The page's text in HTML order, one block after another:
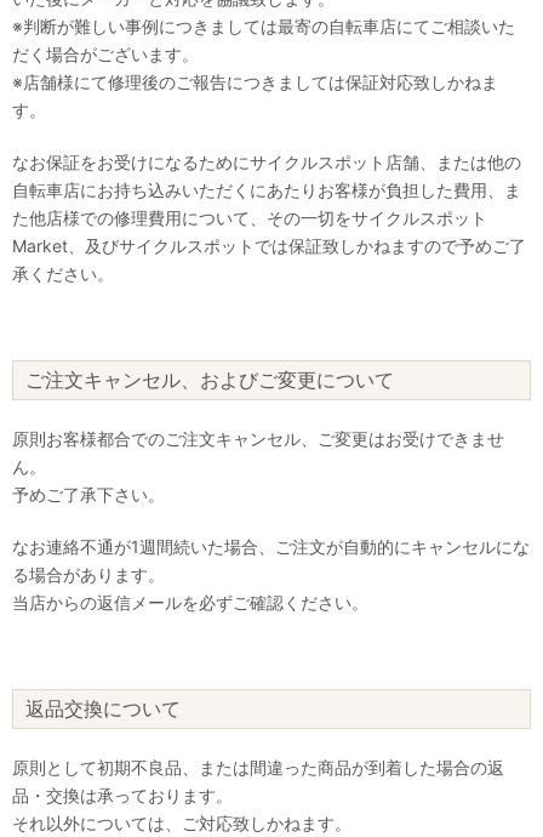
※判断が難しい事例につきましては最寄の自転車店にてご相談いた
だく場合がございます。
※店舗様にて修理後のご報告につきましては保証対応致しかねま
す。
なお保証をお受けになるためにサイクルスポット店舗、または他の
自転車店にお持ち込みいただくにあたりお客様が負担した費用、ま
た他店様での修理費用について、その一切をサイクルスポット
Market、及びサイクルスポットでは保証致しかねますので予めご了
承ください。
ご注文キャンセル、およびご変更について
原則お客様都合でのご注文キャンセル、ご変更はお受けできませ
ん。
予めご了承下さい。
なお連絡不通が1週間続いた場合、ご注文が自動的にキャンセルにな
る場合があります。
当店からの返信メールを必ずご確認ください。
返品交換について
原則として初期不良品、または間違った商品が到着した場合の返
品・交換は承っております。
それ以外については、ご対応致しかねます。